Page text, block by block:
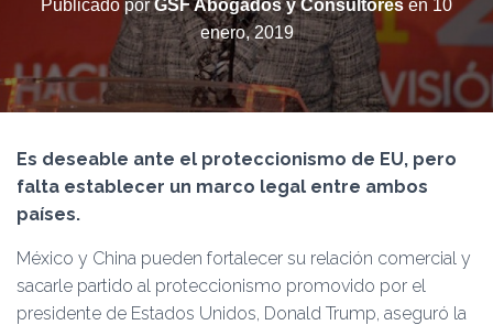
D
A
V
A
Publicado porGSF Abogados y Consultores en 10
enero, 2019
Es deseable ante el proteccionismo de EU, pero
falta establecer un marco legal entre ambos
países.
México y China pueden fortalecer su relación comercial y
sacarle partido al proteccionismo promovido por el
presidente de Estados Unidos, Donald Trump, aseguró la